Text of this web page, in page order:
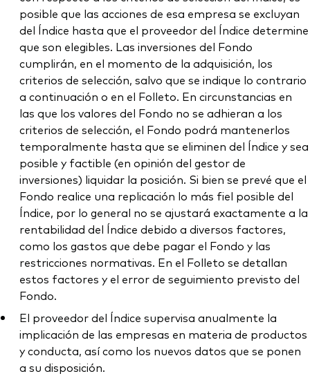
posible que las acciones de esa empresa se excluyan
del Índice hasta que el proveedor del Índice determine
que son elegibles. Las inversiones del Fondo
cumplirán, en el momento de la adquisición, los
criterios de selección, salvo que se indique lo contrario
a continuación o en el Folleto. En circunstancias en
las que los valores del Fondo no se adhieran a los
criterios de selección, el Fondo podrá mantenerlos
temporalmente hasta que se eliminen del Índice y sea
posible y factible (en opinión del gestor de
inversiones) liquidar la posición. Si bien se prevé que el
Fondo realice una replicación lo más fiel posible del
Índice, por lo general no se ajustará exactamente a la
rentabilidad del Índice debido a diversos factores,
como los gastos que debe pagar el Fondo y las
restricciones normativas. En el Folleto se detallan
estos factores y el error de seguimiento previsto del
Fondo.
El proveedor del Índice supervisa anualmente la
implicación de las empresas en materia de productos
y conducta, así como los nuevos datos que se ponen
a su disposición.